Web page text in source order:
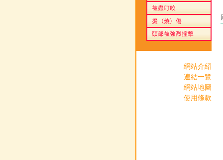
網站介紹
連結一覽
網站地圖
使用條款